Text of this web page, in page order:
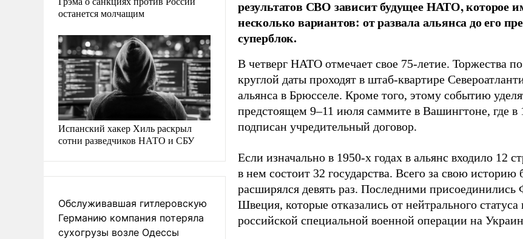
останется молчащим
Испанский хакер Хиль раскрыл
сотни разведчиков НАТО и СБУ
Обслуживавшая гитлеровскую
Германию компания потеряла
сухогрузы возле Одессы
результатов СВО зависит будущее НАТО, которое
несколько вариантов: от развала альянса до его
суперблок.
В четверг НАТО отмечает свое 75-летие. Торжества
круглой даты проходят в штаб-квартире
альянса в Брюсселе. Кроме того, этому событию
предстоящем 9–11 июля саммите в Вашингтоне, где в
подписан учредительный договор.
Если изначально в 1950-х годах в альянс входило 12
в нем состоит 32 государства. Всего за свою историю
расширялся девять раз. Последними
Швеция, которые отказались от нейтрального статуса
российской специальной военной операции на